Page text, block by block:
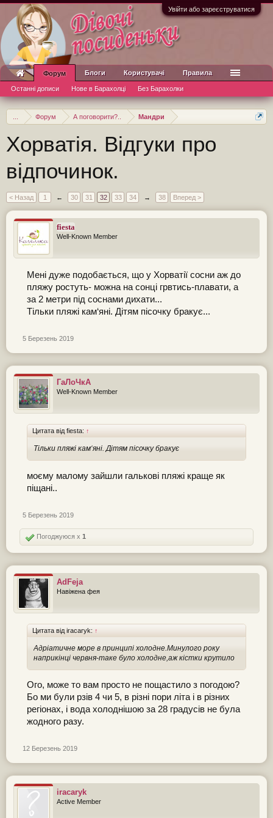
Увійти або зареєструватися
Форум А поговорити?.. Мандри
Хорватія. Відгуки про
відпочинок.
< Назад 1 ← 30 31 32 33 34 → 38 Вперед >
fiesta
Well-Known Member
Мені дуже подобається, що у Хорватії сосни аж до
пляжу ростуть- можна на сонці грвтись-плавати, а
за 2 метри під соснами дихати...
Тільки пляжі кам‘яні. Дітям пісочку бракує...
5 Березень 2019
ГаЛоЧкА
Well-Known Member
Цитата від fiesta: ↑
Тільки пляжі кам‘яні. Дітям пісочку бракує
моєму малому зайшли галькові пляжі краще як
піщані..
5 Березень 2019
Погоджуюся x 1
AdFeja
Навіжена фея
Цитата від iracaryk: ↑
Адріатичне море в принципі холодне.Минулого року
наприкінці червня-таке було холодне,аж кістки крутило
Ого, може то вам просто не пощастило з погодою?
Бо ми були рзів 4 чи 5, в різні пори літа і в різних
регіонах, і вода холоднішою за 28 градусів не була
жодного разу.
12 Березень 2019
iracaryk
Active Member
Форум
Останні дописи Нове в Барахолці Без Барахолки
Блоги Користувачі Правила